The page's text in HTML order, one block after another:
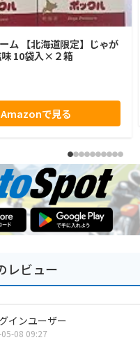
ム 【北海道限定】じゃが
10袋入×２箱
Amazonで見る
レビュー
インユーザー
08 09:27